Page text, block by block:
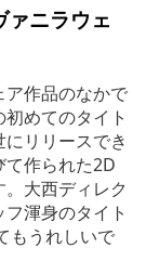
ァニラウェ
ア作品のなかで
めてのタイト
リリースでき
て作られた2D
大西ディレク
渾身のタイト
もうれしいで